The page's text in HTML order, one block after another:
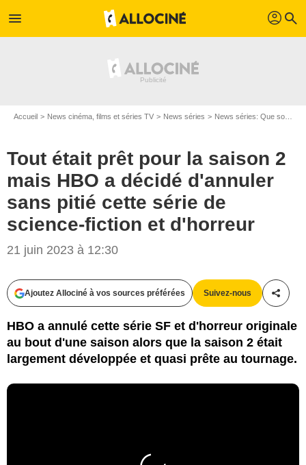
menu profil search
Accueil News cinéma, films et séries TV News séries News séries: Que sont-ils devenus ?
Tout était prêt pour la saison 2
mais HBO a décidé d'annuler
sans pitié cette série de
science-fiction et d'horreur
21 juin 2023 à 12:30
Ajoutez Allociné à vos sources préférées Suivez-nous
HBO a annulé cette série SF et d'horreur originale
au bout d'une saison alors que la saison 2 était
largement développée et quasi prête au tournage.